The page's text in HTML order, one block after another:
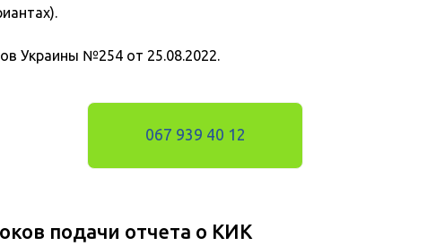
Украины №254 от 25.08.2022.
067 939 40 12
подачи отчета о КИК